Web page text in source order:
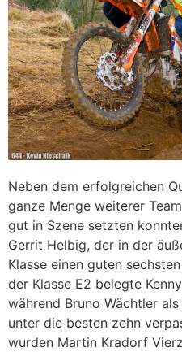
Neben dem erfolgreichen
ganze Menge weiterer
gut in Szene setzten
Gerrit Helbig, der in der
Klasse einen guten
der Klasse E2 belegte
während Bruno Wächtler
unter die besten zehn
wurden Martin Kradorf